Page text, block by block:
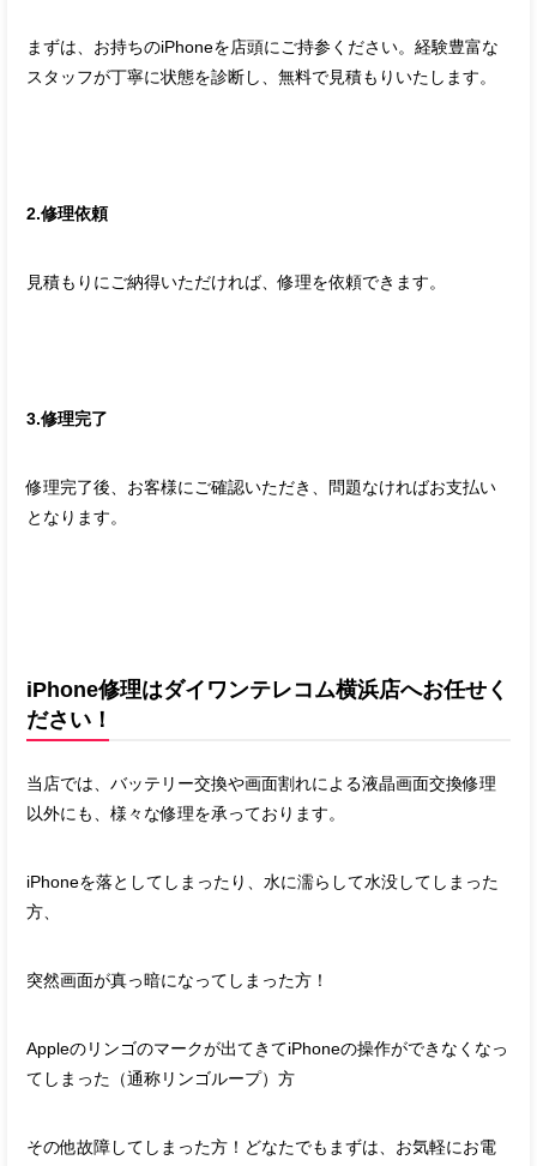
まずは、お持ちのiPhoneを店頭にご持参ください。経験豊富な
スタッフが丁寧に状態を診断し、無料で見積もりいたします。
2.修理依頼
見積もりにご納得いただければ、修理を依頼できます。
3.修理完了
修理完了後、お客様にご確認いただき、問題なければお支払い
となります。
iPhone修理はダイワンテレコム横浜店へお任せく
ださい！
当店では、バッテリー交換や画面割れによる液晶画面交換修理
以外にも、様々な修理を承っております。
iPhoneを落としてしまったり、水に濡らして水没してしまった
方、
突然画面が真っ暗になってしまった方！
Appleのリンゴのマークが出てきてiPhoneの操作ができなくなっ
てしまった（通称リンゴループ）方
その他故障してしまった方！どなたでもまずは、お気軽にお電